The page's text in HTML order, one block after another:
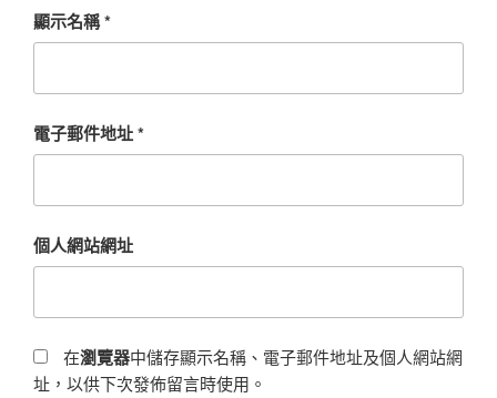
顯示名稱*
電子郵件地址*
個人網站網址
在瀏覽器中儲存顯示名稱、電子郵件地址及個人網站網
址，以供下次發佈留言時使用。